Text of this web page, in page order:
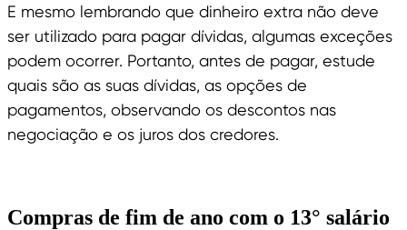
E mesmo lembrando que dinheiro extra não deve
ser utilizado para pagar dívidas, algumas exceções
podem ocorrer. Portanto, antes de pagar, estude
quais são as suas dívidas, as opções de
pagamentos, observando os descontos nas
negociação e os juros dos credores.
Compras de fim de ano com o 13° salário